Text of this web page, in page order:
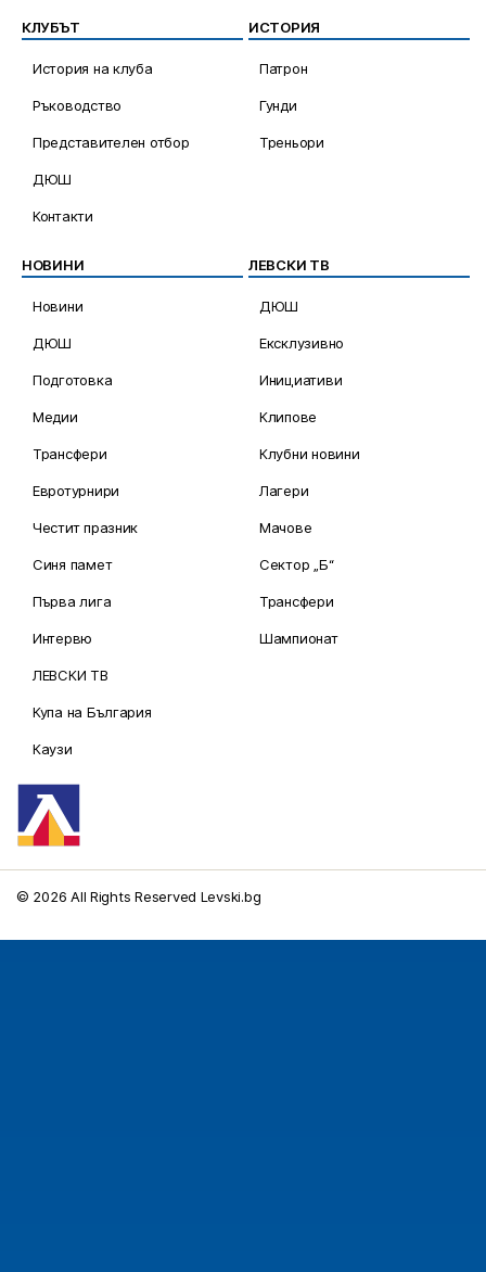
КЛУБЪТ
История на клуба
Ръководство
Представителен отбор
ДЮШ
Контакти
ИСТОРИЯ
Патрон
Гунди
Треньори
НОВИНИ
Новини
ДЮШ
Подготовка
Медии
Трансфери
Евротурнири
Честит празник
Синя памет
Първа лига
Интервю
ЛЕВСКИ ТВ
Купа на България
Каузи
ЛЕВСКИ ТВ
ДЮШ
Ексклузивно
Инициативи
Клипове
Клубни новини
Лагери
Мачове
Сектор „Б“
Трансфери
Шампионат
© 2026 All Rights Reserved Levski.bg